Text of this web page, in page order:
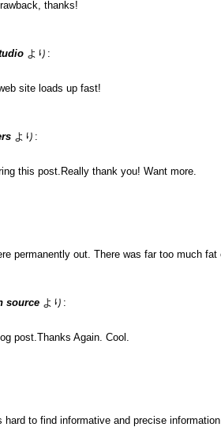
thanks!
より:
site loads up fast!
より:
this post.Really thank you! Want more.
permanently out. There was far too much fat
source より:
post.Thanks Again. Cool.
hard to find informative and precise